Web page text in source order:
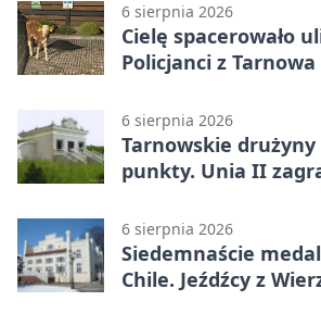
6 sierpnia 2026
Cielę spacerowało
Policjanci z
6 sierpnia 2026
Tarnowskie
punkty. Unia II
6 sierpnia 2026
Siedemnaście
Chile. Jeźdźcy z